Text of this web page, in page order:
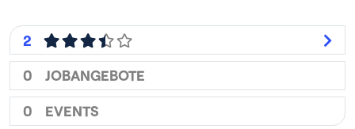
2
0 JOBANGEBOTE
0 EVENTS